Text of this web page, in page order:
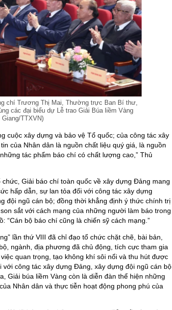
chí Trương Thị Mai, Thường trực Ban Bí thư,
các đại biểu dự Lễ trao Giải Búa liềm Vàng
TTXVN)
cuộc xây dựng và bảo vệ Tổ quốc; của công tác xây
của Nhân dân là nguồn chất liệu quý giá, là nguồn
tác phẩm báo chí có chất lượng cao,” Thủ
Giải báo chí toàn quốc về xây dựng Đảng mang
hấp dẫn, sự lan tỏa đối với công tác xây dựng
đội ngũ cán bộ; đồng thời khẳng định ý thức chính trị
sắt với cách mạng của những người làm báo trong
“Cán bộ báo chí cũng là chiến sỹ cách mạng.”
lần thứ VIII đã chỉ đạo tổ chức chặt chẽ, bài bản,
ngành, địa phương đã chủ động, tích cực tham gia
quan trọng, tạo không khí sôi nổi và thu hút được
công tác xây dựng Ðảng, xây dựng đội ngũ cán bộ
Giải búa liềm Vàng còn là diễn đàn thể hiện những
Nhân dân và thực tiễn hoạt động phong phú của